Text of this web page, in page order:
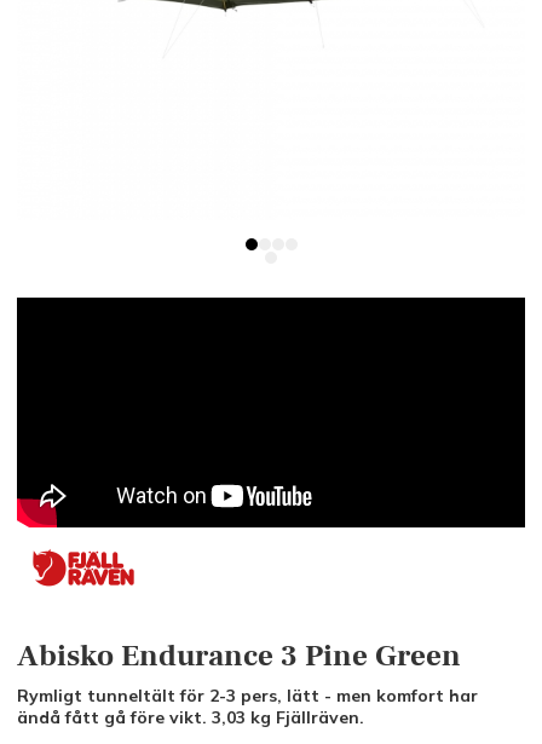
Abisko Endurance 3 Pine Green
Rymligt tunneltält för 2-3 pers, lätt - men komfort har
ändå fått gå före vikt. 3,03 kg Fjällräven.